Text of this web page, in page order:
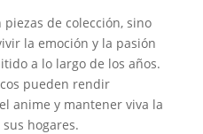
piezas de colección, sino
la emoción y la pasión
a lo largo de los años.
pueden rendir
anime y mantener viva la
hogares.